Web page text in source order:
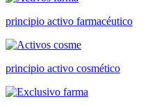
principio activo farmacéutico
principio activo cosmético